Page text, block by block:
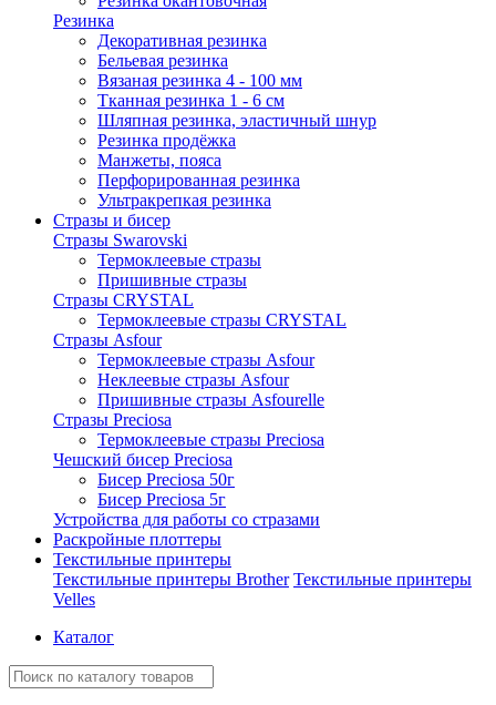
Резинка
Декоративная резинка
Бельевая резинка
Вязаная резинка 4 - 100 мм
Тканная резинка 1 - 6 см
Шляпная резинка, эластичный шнур
Резинка продёжка
Манжеты, пояса
Перфорированная резинка
Ультракрепкая резинка
Стразы и бисер
Стразы Swarovski
Термоклеевые стразы
Пришивные стразы
Стразы CRYSTAL
Термоклеевые стразы CRYSTAL
Стразы Asfour
Термоклеевые стразы Asfour
Неклеевые стразы Asfour
Пришивные стразы Asfourelle
Стразы Preciosa
Термоклеевые стразы Preciosa
Чешский бисер Preciosa
Бисер Preciosa 50г
Бисер Preciosa 5г
Устройства для работы со стразами
Раскройные плоттеры
Текстильные принтеры
Текстильные принтеры Brother Текстильные принтеры
Velles
Каталог